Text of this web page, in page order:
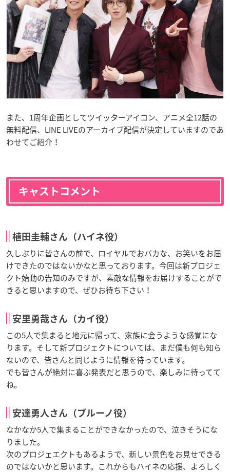
また、1周年企画としてツイッターアイコン、アニメ全12話の
無料配信、LINE LIVEのアーカイブ配信が決定していますのであ
わせてご紹介！
キャストコメント
植田圭輔さん（ハイネ役）
久しぶりに皆さんの前で、ロイヤルでおバカな、お笑いをお届
けできたのではないかなと思っております。今回は新プロジェ
クト始動の告知のみですが、素敵な情報をお届けすることがで
きると思いますので、ぜひお待ち下さい！
安里勇哉さん（カイ役）
この5人で集まると地元に帰って、家族に会うような感覚にな
ります。そして新プロジェクトについては、まだ僕も何も知ら
ないので、皆さんと同じように情報を待っています。
でも皆さんが絶対に喜ぶ発表だと思うので、楽しみに待ってて
ね。
安達勇人さん（ブルーノ役）
なかなか5人で集まることができなかったので、泣きそうにな
りました。
次のプロジェエクトもあるようで、新しい景色をお見せできる
のではないかと思います。これからもハイネの応援、よろしく